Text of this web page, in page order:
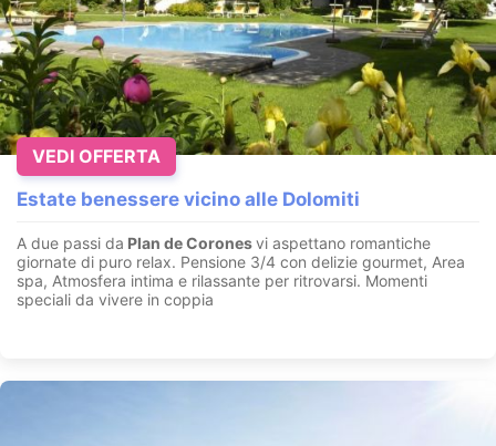
Estate benessere vicino alle Dolomiti
A due passi da Plan de Coronesvi aspettano romantiche
giornate di puro relax. Pensione 3/4 con delizie gourmet, Area
spa, Atmosfera intima e rilassante per ritrovarsi. Momenti
speciali da vivere in coppia
VEDI OFFERTA